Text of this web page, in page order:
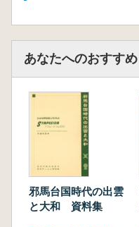
あなたへのおすすめ
邪馬台国時代の出雲
と大和 資料集